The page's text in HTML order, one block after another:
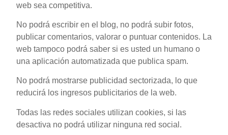
web sea competitiva.
No podrá escribir en el blog, no podrá subir fotos,
publicar comentarios, valorar o puntuar contenidos. La
web tampoco podrá saber si es usted un humano o
una aplicación automatizada que publica spam.
No podrá mostrarse publicidad sectorizada, lo que
reducirá los ingresos publicitarios de la web.
Todas las redes sociales utilizan cookies, si las
desactiva no podrá utilizar ninguna red social.